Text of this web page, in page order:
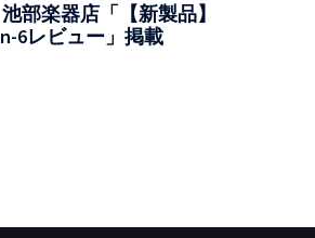
部楽器店「【新製品】
6レビュー」掲載